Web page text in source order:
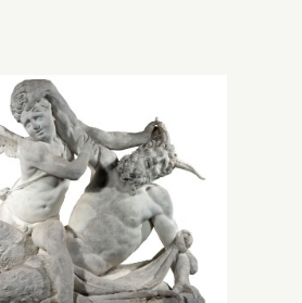
de 1707 : « Un
de marbre blanc,
Pluton, en
enlevant Proserpine,
couchée par